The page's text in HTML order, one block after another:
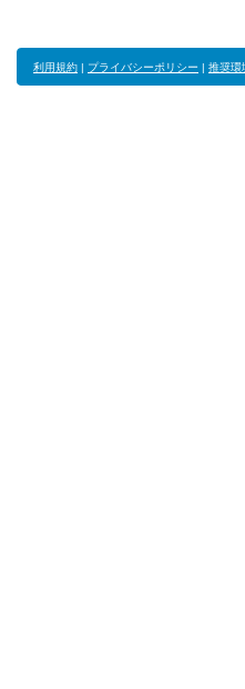
利用規約 | プライバシーポリシー | 推奨環